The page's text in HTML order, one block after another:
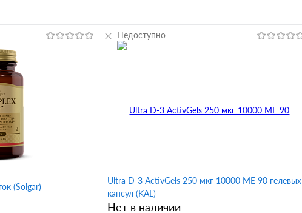
(Solgar)
Ultra D-3 ActivGels 250 мкг 10000 МЕ 90 гелевых
капсул (KAL)
Нет в наличии
Недоступно